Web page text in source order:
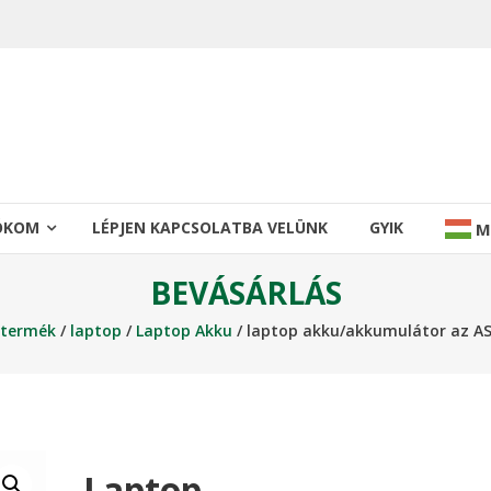
LÉPJEN KAPCSOLATBA VELÜNK GYIK
BEVÁSÁRLÁS
/ laptop / Laptop Akku / laptop akku/akkumulátor az